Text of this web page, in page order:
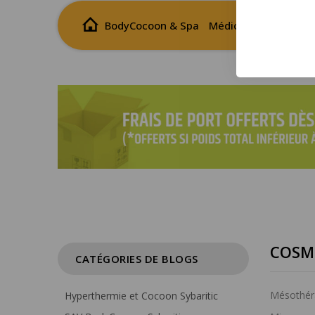
BodyCocoon & Spa Médical
CATÉGORIES DE BLOGS
Hyperthermie et Cocoon Sybaritic